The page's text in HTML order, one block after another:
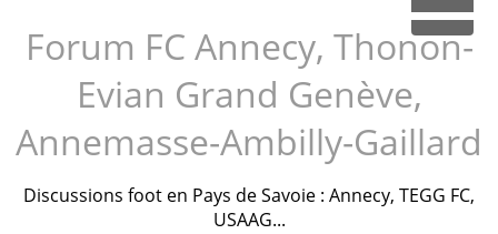
INSTAGRAM
Forum FC Annecy, Thonon-
Evian Grand Genève,
Annemasse-Ambilly-Gaillard
Discussions foot en Pays de Savoie : Annecy, TEGG FC,
USAAG...